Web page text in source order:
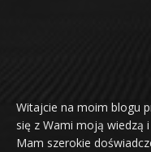
Witajcie na moim blogu
się z Wami moją wiedzą
Mam szerokie